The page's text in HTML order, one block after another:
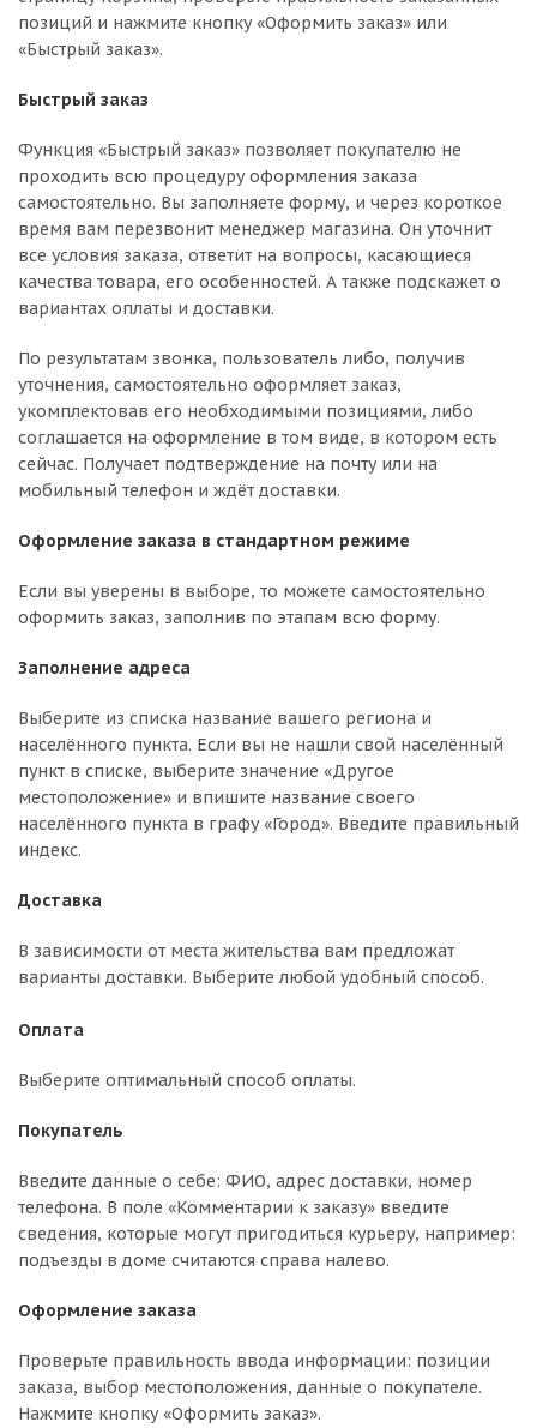
позиций и нажмите кнопку «Оформить заказ» или
«Быстрый заказ».
Быстрый заказ
Функция «Быстрый заказ» позволяет покупателю не
проходить всю процедуру оформления заказа
самостоятельно. Вы заполняете форму, и через короткое
время вам перезвонит менеджер магазина. Он уточнит
все условия заказа, ответит на вопросы, касающиеся
качества товара, его особенностей. А также подскажет о
вариантах оплаты и доставки.
По результатам звонка, пользователь либо, получив
уточнения, самостоятельно оформляет заказ,
укомплектовав его необходимыми позициями, либо
соглашается на оформление в том виде, в котором есть
сейчас. Получает подтверждение на почту или на
мобильный телефон и ждёт доставки.
Оформление заказа в стандартном режиме
Если вы уверены в выборе, то можете самостоятельно
оформить заказ, заполнив по этапам всю форму.
Заполнение адреса
Выберите из списка название вашего региона и
населённого пункта. Если вы не нашли свой населённый
пункт в списке, выберите значение «Другое
местоположение» и впишите название своего
населённого пункта в графу «Город». Введите правильный
индекс.
Доставка
В зависимости от места жительства вам предложат
варианты доставки. Выберите любой удобный способ.
Оплата
Выберите оптимальный способ оплаты.
Покупатель
Введите данные о себе: ФИО, адрес доставки, номер
телефона. В поле «Комментарии к заказу» введите
сведения, которые могут пригодиться курьеру, например:
подъезды в доме считаются справа налево.
Оформление заказа
Проверьте правильность ввода информации: позиции
заказа, выбор местоположения, данные о покупателе.
Нажмите кнопку «Оформить заказ».